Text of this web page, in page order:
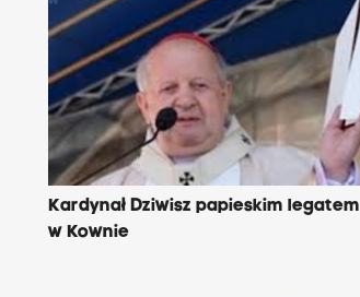
Kardynał Dziwisz papieskim legatem
w Kownie